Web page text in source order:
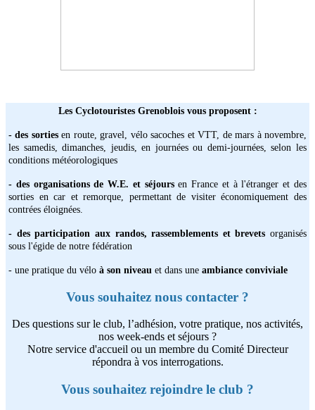
Les Cyclotouristes Grenoblois vous proposent :
- des sortiesen route, gravel, vélo sacoches et VTT, de mars à novembre,
les samedis, dimanches, jeudis, en journées ou demi-journées, selon les
conditions météorologiques
- des organisations de W.E. et séjoursen France et à l'étranger et des
sorties en car et remorque, permettant de visiter économiquement des
contrées éloignées.
- des participation aux randos, rassemblements et brevets organisés
sous l'égide de notre fédération
- une pratique du vélo à son niveau et dans une ambiance conviviale
Vous souhaitez nous contacter ?
Des questions sur le club, l’adhésion, votre pratique, nos activités,
nos week-ends et séjours ?
Notre service d'accueil ou un membre du Comité Directeur
répondra à vos interrogations.
Vous souhaitez rejoindre le club ?